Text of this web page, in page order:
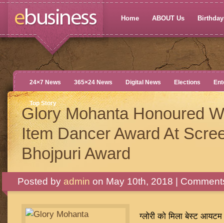
Home ABOUT Us
24×7 News 365×24 News Digital News Elections
Top Story
Glory Mohanta Honoured
Item Dancer Award At
Bhojpuri Award
Posted by admin on May 10th, 2018 |
ग्लोरी को मिला बेस्ट